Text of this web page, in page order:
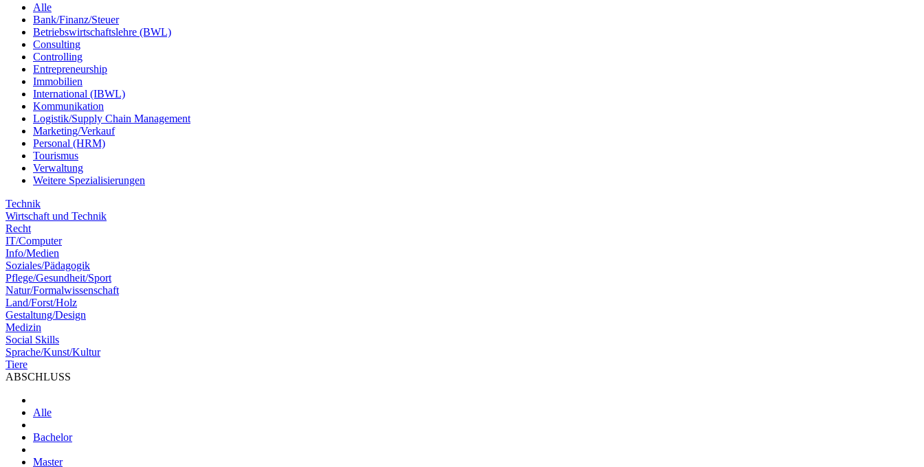
Alle
Bank/Finanz/Steuer
Betriebswirtschaftslehre (BWL)
Consulting
Controlling
Entrepreneurship
Immobilien
International (IBWL)
Kommunikation
Logistik/Supply Chain Management
Marketing/Verkauf
Personal (HRM)
Tourismus
Verwaltung
Weitere Spezialisierungen
Technik
Wirtschaft und Technik
Recht
IT/Computer
Info/Medien
Soziales/Pädagogik
Pflege/Gesundheit/Sport
Natur/Formalwissenschaft
Land/Forst/Holz
Gestaltung/Design
Medizin
Social Skills
Sprache/Kunst/Kultur
Tiere
ABSCHLUSS
Alle
Bachelor
Master